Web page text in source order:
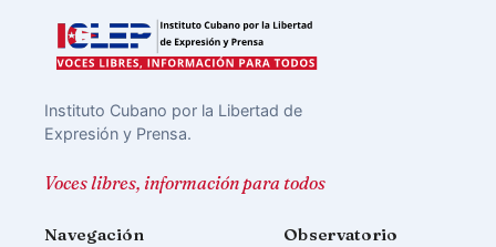
Instituto Cubano por la Libertad de
Expresión y Prensa.
Voces libres, información para todos
Navegación Observatorio